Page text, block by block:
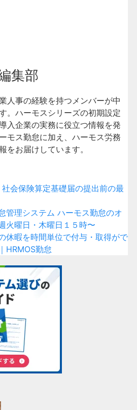
集部
人事の経験を持つメンバーが中
。ハーモスシリーズの初期設定
入企業の実務に役立つ情報を発
モス勤怠に加え、ハーモス労務
をお届けしています。
社会保険算定基礎届の提出前の最
管理システム ハーモス勤怠のオ
火曜日・木曜日１５時〜
休暇を時間単位で付与・取得がで
HRMOS勤怠